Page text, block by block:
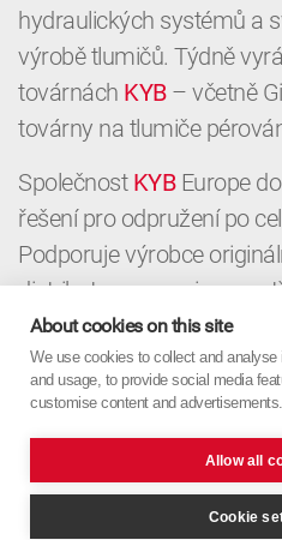
hydraulických systémů a
výrobě tlumičů. Týdně
továrnách KYB– včetně
továrny na tlumiče
Společnost KYBEurope
řešení pro odpružení po
Podporuje výrobce
distributory a servisy
místními znalostmi. Od
KYBEurope spojuje
evropským zaměřením.
About cookies on this site
We use cookies to collect and
and usage, to provide social media
customise content and advertisements.
Allow all
Cookie